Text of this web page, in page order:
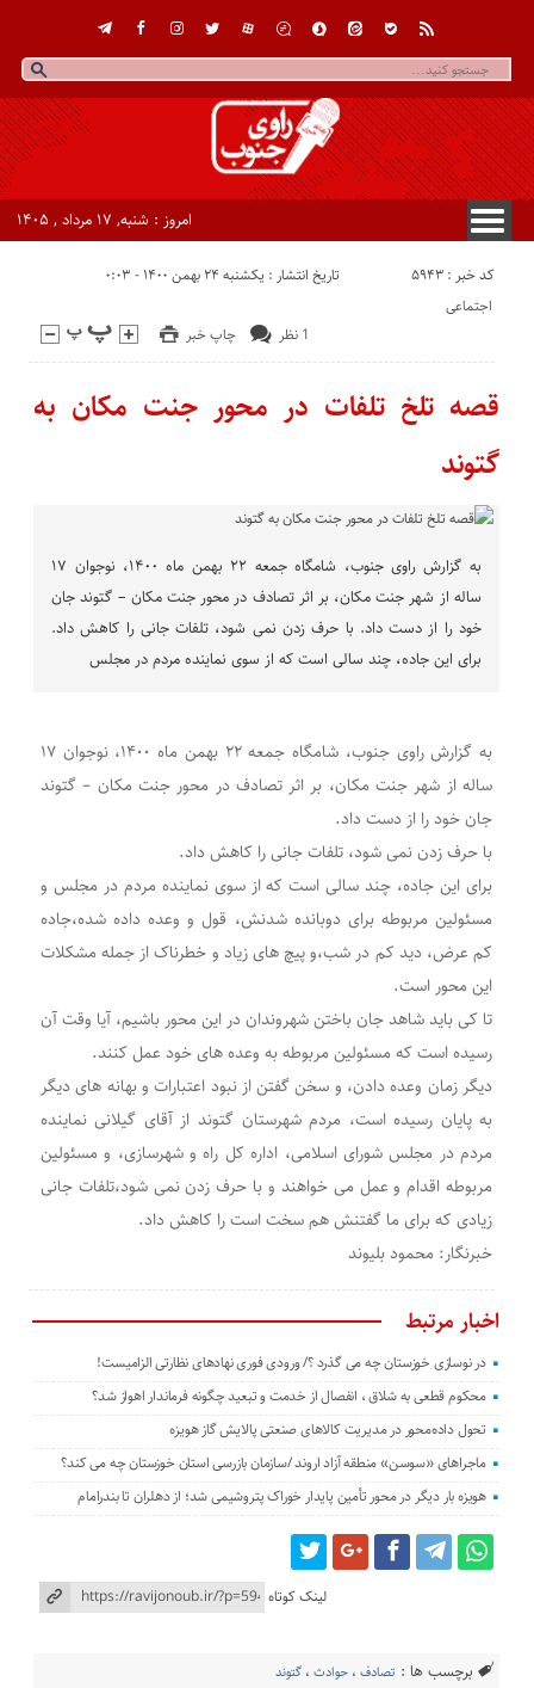
امروز : شنبه, ۱۷ مرداد , ۱۴۰۵
کد خبر : 5943 تاریخ انتشار : یکشنبه ۲۴ بهمن ۱۴۰۰ - ۰:۰۳
چاپ خبر 1 نظر
اجتماعی
قصه تلخ تلفات در محور جنت مکان به
گتوند
به گزارش راوی جنوب، شامگاه جمعه ۲۲ بهمن ماه ۱۴۰۰، نوجوان ۱۷
ساله از شهر جنت مکان، بر اثر تصادف در محور جنت مکان – گتوند جان
خود را از دست داد. با حرف زدن نمی شود، تلفات جانی را کاهش داد.
برای این جاده، چند سالی است که از سوی نماینده مردم در مجلس
به گزارش راوی جنوب، شامگاه جمعه ۲۲ بهمن ماه ۱۴۰۰، نوجوان ۱۷
ساله از شهر جنت مکان، بر اثر تصادف در محور جنت مکان – گتوند
جان خود را از دست داد.
با حرف زدن نمی شود، تلفات جانی را کاهش داد.
برای این جاده، چند سالی است که از سوی نماینده مردم در مجلس و
مسئولین مربوطه برای دوبانده شدنش، قول و وعده داده شده،جاده
کم عرض، دید کم در شب،و پیچ های زیاد و خطرناک از جمله مشکلات
این محور است.
تا کی باید شاهد جان باختن شهروندان در این محور باشیم، آیا وقت آن
رسیده است که مسئولین مربوطه به وعده های خود عمل کنند.
دیگر زمان وعده دادن، و سخن گفتن از نبود اعتبارات و بهانه های دیگر
به پایان رسیده است، مردم شهرستان گتوند از آقای گیلانی نماینده
مردم در مجلس شورای اسلامی، اداره کل راه و شهرسازی، و مسئولین
مربوطه اقدام و عمل می خواهند و با حرف زدن نمی شود،تلفات جانی
زیادی که برای ما گفتنش هم سخت است را کاهش داد.
خبرنگار: محمود بلیوند
اخبار مرتبط
در نوسازی خوزستان چه می گذرد ؟/ ورودی فوری نهادهای نظارتی الزامیست!
محکوم قطعی به شلاق ، انفصال از خدمت و تبعید چگونه فرماندار اهواز شد؟
تحول داده‌محور در مدیریت کالاهای صنعتی پالایش گاز هویزه
ماجراهای «سوسن» منطقه آزاد اروند /سازمان بازرسی استان خوزستان چه می کند؟
هویزه بار دیگر در محور تأمین پایدار خوراک پتروشیمی شد؛ از دهلران تا بندرامام
لینک کوتاه
برچسب ها : تصادف ،حوادث ،گتوند